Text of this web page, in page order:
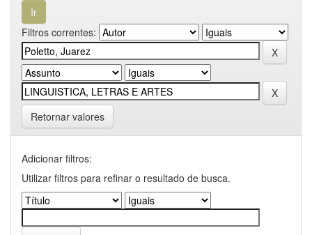
Filtros correntes:
Retornar valores
Adicionar filtros:
Utilizar filtros para refinar o resultado de busca.